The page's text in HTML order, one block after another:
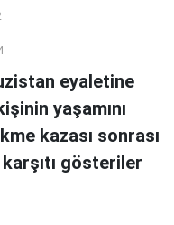
eyaletine
yaşamını
kazası sonrası
gösteriler